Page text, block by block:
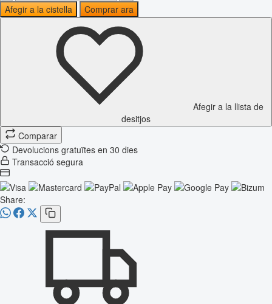
Afegir a la cistella
Comprar ara
Afegir a la llista de
desitjos
Comparar
Devolucions gratuïtes en 30 dies
Transacció segura
Share: